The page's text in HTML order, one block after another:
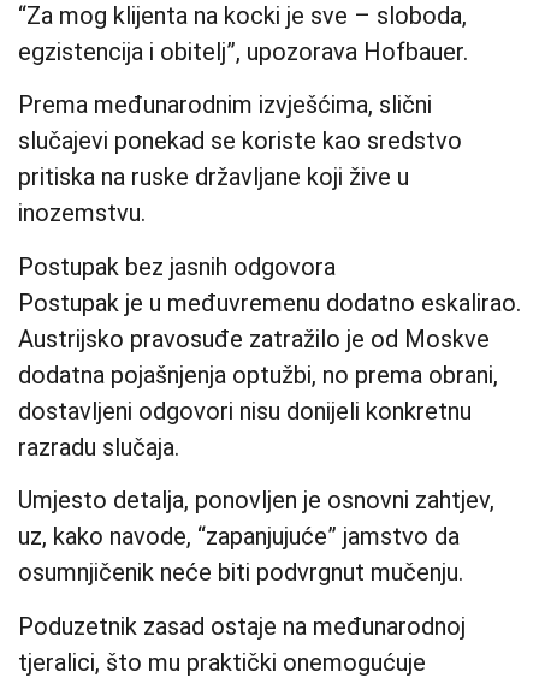
“Za mog klijenta na kocki je sve – sloboda,
egzistencija i obitelj”, upozorava Hofbauer.
Prema međunarodnim izvješćima, slični
slučajevi ponekad se koriste kao sredstvo
pritiska na ruske državljane koji žive u
inozemstvu.
Postupak bez jasnih odgovora
Postupak je u međuvremenu dodatno eskalirao.
Austrijsko pravosuđe zatražilo je od Moskve
dodatna pojašnjenja optužbi, no prema obrani,
dostavljeni odgovori nisu donijeli konkretnu
razradu slučaja.
Umjesto detalja, ponovljen je osnovni zahtjev,
uz, kako navode, “zapanjujuće” jamstvo da
osumnjičenik neće biti podvrgnut mučenju.
Poduzetnik zasad ostaje na međunarodnoj
tjeralici, što mu praktički onemogućuje